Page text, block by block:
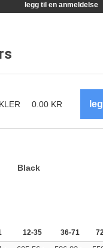
legg til en anmeldelse
0.00 KR
Black
12-35 36-71